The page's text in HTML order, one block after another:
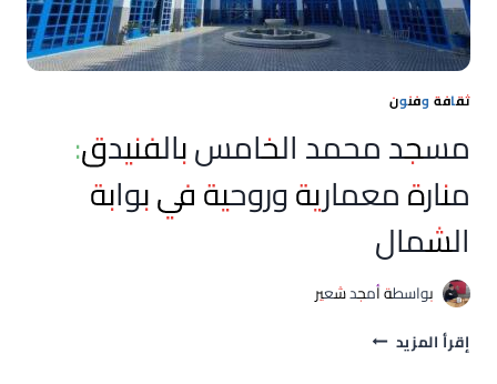
ثقافة وفنون
مسجد محمد الخامس بالفنيدق:
منارة معمارية وروحية في بوابة
الشمال
بواسطةأمجد شعير
إقرأ المزيد مسجد